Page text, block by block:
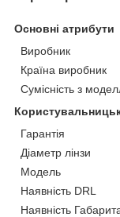
Основні атрибути
Виробник
Країна виробник
Сумісність з
Гарантія
Діаметр лінзи
Мoдель
Наявність DRL
Наявність